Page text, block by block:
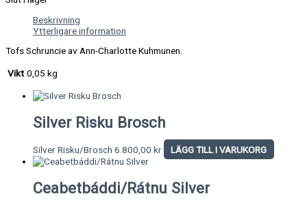
Beskrivning
Ytterligare information
Tofs Schruncie av Ann-Charlotte Kuhmunen.
Vikt 0,05 kg
Silver Risku Brosch
Silver Risku/Brosch 6.800,00 kr LÄGG TILL I VARUKORG
Ceabetbáddi/Rátnu Silver